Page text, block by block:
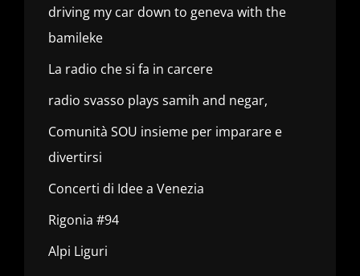
driving my car down to geneva with the
bamileke
La radio che si fa in carcere
radio svasso plays samih and negar,
Comunità SOU insieme per imparare e
divertirsi
Concerti di Idee a Venezia
Rigonia #94
Alpi Liguri